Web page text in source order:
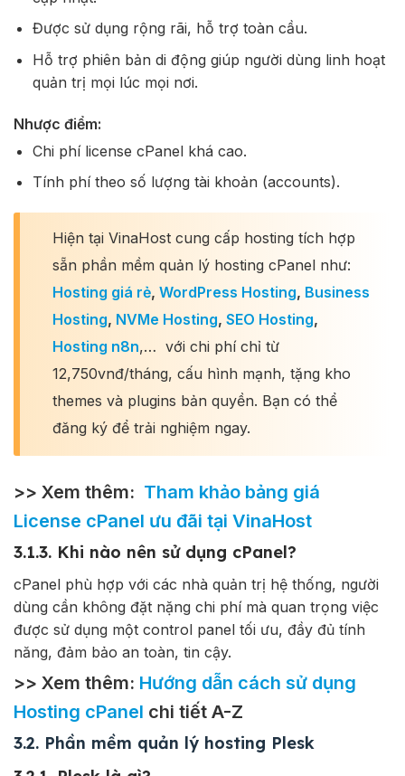
Được sử dụng rộng rãi, hỗ trợ toàn cầu.
Hỗ trợ phiên bản di động giúp người dùng linh hoạt
quản trị mọi lúc mọi nơi.
Nhược điểm:
Chi phí license cPanel khá cao.
Tính phí theo số lượng tài khoản (accounts).
Hiện tại VinaHost cung cấp hosting tích hợp
sẵn phần mềm quản lý hosting cPanel như:
Hosting giá rẻ, WordPress Hosting, Business
Hosting, NVMe Hosting, SEO Hosting,
Hosting n8n,… với chi phí chỉ từ
12,750vnđ/tháng, cấu hình mạnh, tặng kho
themes và plugins bản quyền. Bạn có thể
đăng ký để trải nghiệm ngay.
>> Xem thêm: Tham khảo bảng giá
License cPanel ưu đãi tại VinaHost
3.1.3. Khi nào nên sử dụng cPanel?
cPanel phù hợp với các nhà quản trị hệ thống, người
dùng cần không đặt nặng chi phí mà quan trọng việc
được sử dụng một control panel tối ưu, đầy đủ tính
năng, đảm bảo an toàn, tin cậy.
>> Xem thêm: Hướng dẫn cách sử dụng
Hosting cPanel chi tiết A-Z
3.2. Phần mềm quản lý hosting Plesk